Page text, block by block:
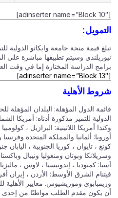
[adinserter name=”Block 10″]
التمويل:
نيوزيلندي وسيتم تطبيقها مباشرة على
برامج الدراسة المختارة إما في وقت
[adinserter name=”Block 13″]
شروط الأهلية
قائمة الدول المؤهلة: البلدان المؤهلة
الدولية للتميز مذكورة أدناه: أمريكا
وكندا أمريكا اللاتينية: البرازيل ،
أوروبا: ألمانيا والمملكة المتحدة
كونغ ، تايوان ، كوريا الجنوبية ، اليابان
وسريلانكا وبوتان ومنغوليا ونيبال
آسيا: كمبوديا ، إندونيسيا ، لاوس ،
فيتنام الشرق الأوسط: الأردن ، إيران
وزيمبابوي وموريشيوس. معايير
أن يكون مقدم الطلب مواطنًا من إحدى